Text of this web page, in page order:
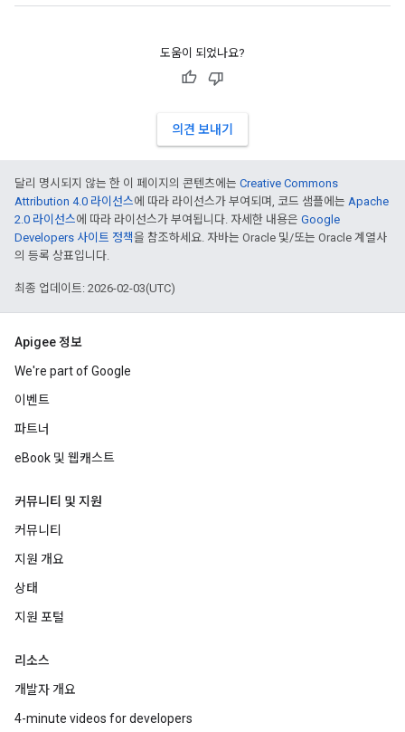
도움이 되었나요?
의견 보내기
달리 명시되지 않는 한 이 페이지의 콘텐츠에는 Creative Commons
Attribution 4.0 라이선스에 따라 라이선스가 부여되며, 코드 샘플에는 Apache
2.0 라이선스에 따라 라이선스가 부여됩니다. 자세한 내용은 Google
Developers 사이트 정책을 참조하세요. 자바는 Oracle 및/또는 Oracle 계열사
의 등록 상표입니다.
최종 업데이트: 2026-02-03(UTC)
Apigee 정보
We're part of Google
이벤트
파트너
eBook 및 웹캐스트
커뮤니티 및 지원
커뮤니티
지원 개요
상태
지원 포털
리소스
개발자 개요
4-minute videos for developers